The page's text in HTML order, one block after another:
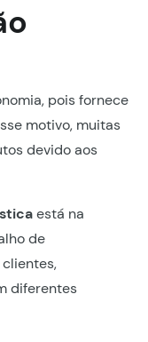
pois fornece
motivo, muitas
devido aos
está na
de
diferentes